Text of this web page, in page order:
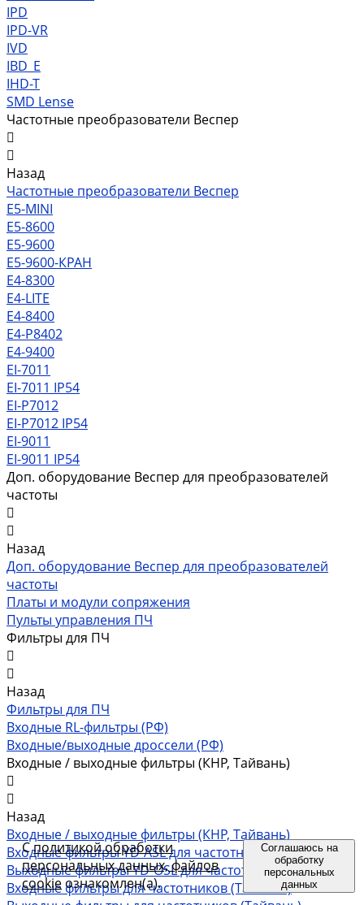
IPD
IРD-VR
IVD
IBD_E
IHD-T
SMD Lense
Частотные преобразователи Веспер
Назад
Частотные преобразователи Веспер
Е5-MINI
Е5-8600
Е5-9600
Е5-9600-КРАН
Е4-8300
Е4-LITE
E4-8400
Е4-P8402
E4-9400
EI-7011
EI-7011 IP54
EI-P7012
EI-P7012 IP54
EI-9011
EI-9011 IP54
Доп. оборудование Веспер для преобразователей
частоты
Назад
Доп. оборудование Веспер для преобразователей
частоты
Платы и модули сопряжения
Пульты управления ПЧ
Фильтры для ПЧ
Назад
Фильтры для ПЧ
Входные RL-фильтры (РФ)
Входные/выходные дроссели (РФ)
Входные / выходные фильтры (КНР, Тайвань)
Назад
Входные / выходные фильтры (КНР, Тайвань)
Входные фильтры YD-ASL для частотников (КНР)
Выходные фильтры YD-OSL для частотников (КНР)
Входные фильтры для частотников (Тайвань)
Сполитикой обработки
персональных данных, файлов
cookie ознакомлен(а).
Соглашаюсь на
обработку
персональных
данных